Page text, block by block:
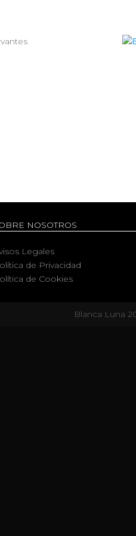
NOSOTROS
Legales
de Privacidad
de Cookies
Blanca Luna